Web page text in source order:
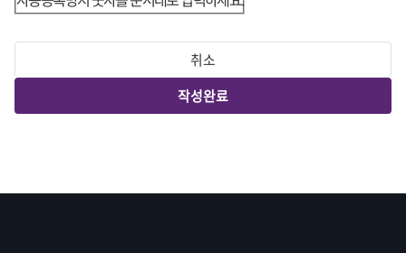
취소
작성완료